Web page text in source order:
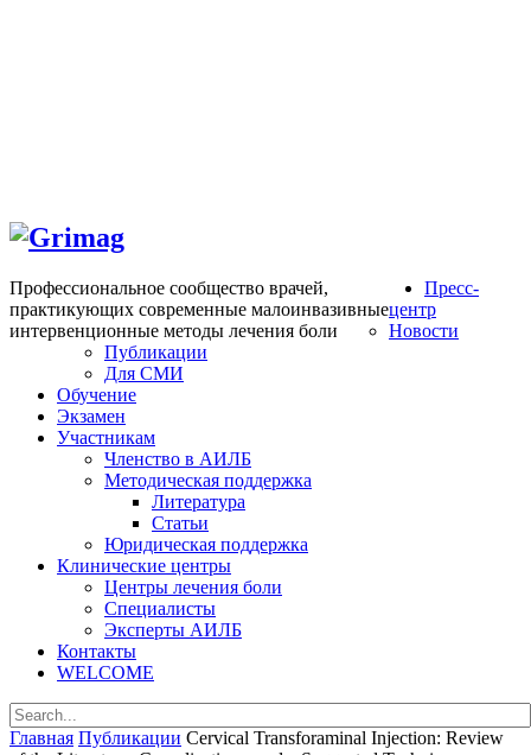
Профессиональное сообщество врачей,
практикующих современные малоинвазивные
интервенционные методы лечения боли
Пресс-
центр
Новости
Публикации
Для СМИ
Обучение
Экзамен
Участникам
Членство в АИЛБ
Методическая поддержка
Литература
Статьи
Юридическая поддержка
Клинические центры
Центры лечения боли
Специалисты
Эксперты АИЛБ
Контакты
WELCOME
Главная Публикации Cervical Transforaminal Injection: Review